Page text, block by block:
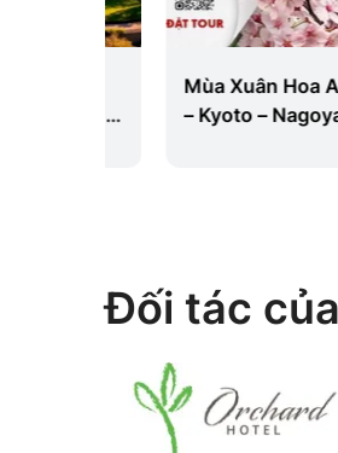
Mùa Xuân Hoa Anh
– Kyoto – Nagoya –